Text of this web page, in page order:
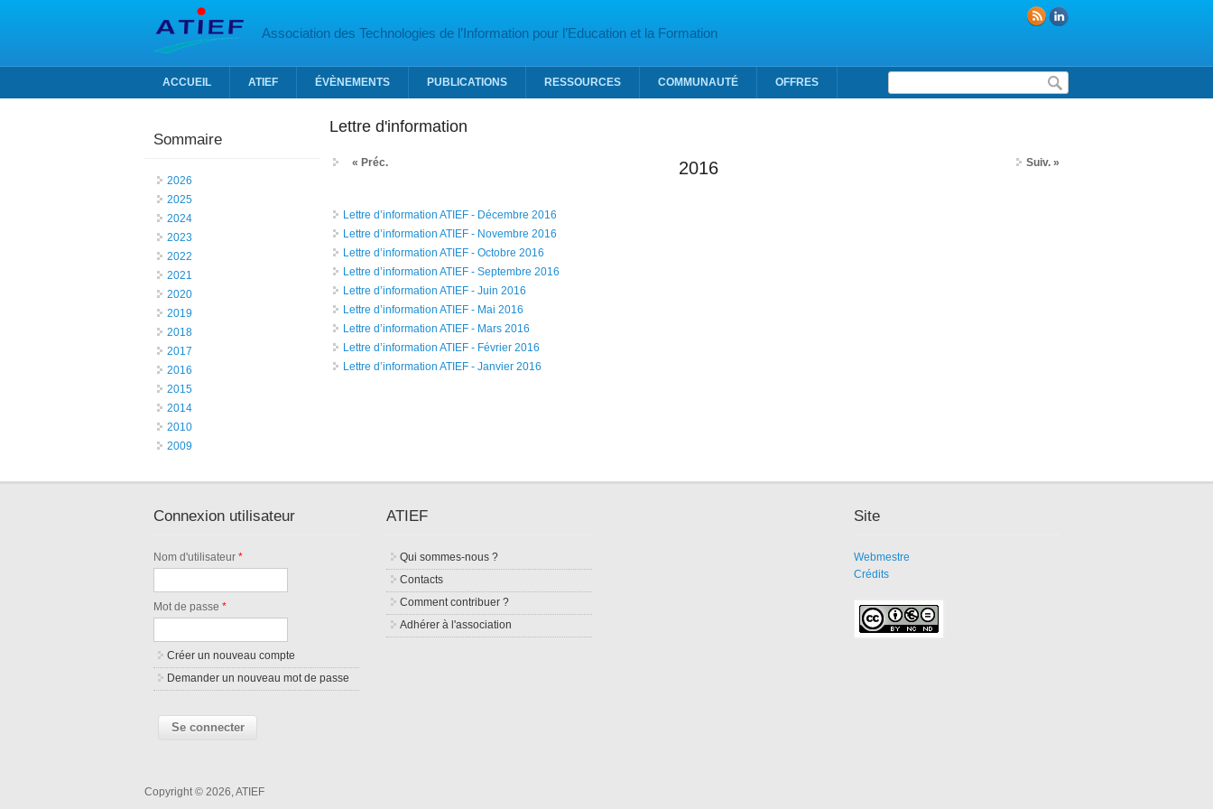
Association des Technologies de l’Information pour l’Education et la Formation
Formulaire de recherche
ACCUEIL ATIEF ÉVÈNEMENTS PUBLICATIONS RESSOURCES COMMUNAUTÉ OFFRES
Lettre d'information
2016
« Préc. Suiv. »
Lettre d’information ATIEF - Décembre 2016
Lettre d’information ATIEF - Novembre 2016
Lettre d’information ATIEF - Octobre 2016
Lettre d’information ATIEF - Septembre 2016
Lettre d’information ATIEF - Juin 2016
Lettre d’information ATIEF - Mai 2016
Lettre d’information ATIEF - Mars 2016
Lettre d’information ATIEF - Février 2016
Lettre d’information ATIEF - Janvier 2016
Sommaire
2026
2025
2024
2023
2022
2021
2020
2019
2018
2017
2016
2015
2014
2010
2009
Connexion utilisateur
Nom d'utilisateur*
Mot de passe*
Créer un nouveau compte
Demander un nouveau mot de passe
ATIEF
Qui sommes-nous ?
Contacts
Comment contribuer ?
Adhérer à l'association
Site
Webmestre
Crédits
Copyright © 2026, ATIEF